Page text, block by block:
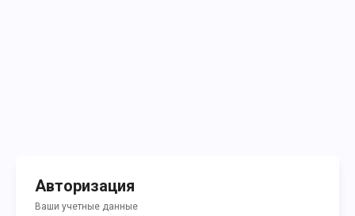
Авторизация
Ваши учетные данные